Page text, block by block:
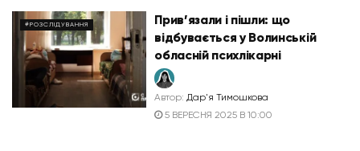
#РОЗСЛІДУВАННЯ
Прив’язали і пішли: що
відбувається у Волинській
обласній психлікарні
Автор: Дар'я Тимошкова
5 ВЕРЕСНЯ 2025 В 10:00